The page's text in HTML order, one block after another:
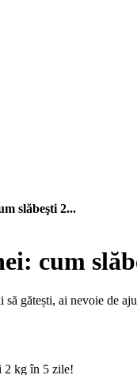
slăbeşti 2...
cum
să gătești, ai nevoie de